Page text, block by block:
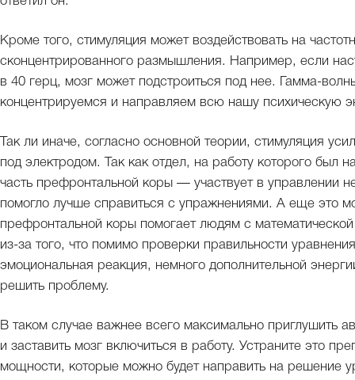
Кроме того, стимуляция может воздействовать на
сконцентрированного размышления. Например, если
в 40 герц, мозг может подстроиться под нее. Гамма-
концентрируемся и направляем всю нашу психическую
Так ли иначе, согласно основной теории, стимуляция
под электродом. Так как отдел, на работу которого был
часть префронтальной коры — участвует в управлении
помогло лучше справиться с упражнениями. А еще это
префронтальной коры помогает людям с
из-за того, что помимо проверки правильности
эмоциональная реакция, немного дополнительной
решить проблему.
В таком случае важнее всего максимально приглушить
и заставить мозг включиться в работу. Устраните это
мощности, которые можно будет направить на решение